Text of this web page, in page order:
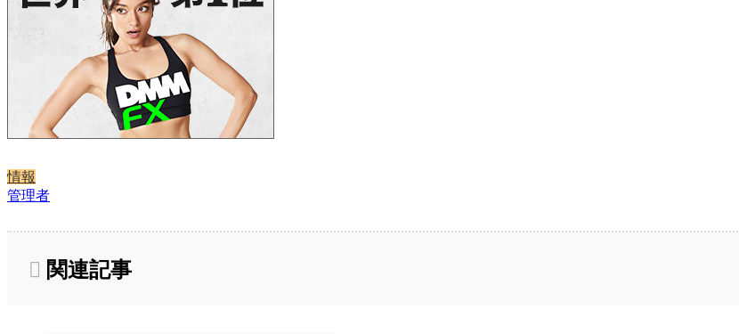
情報
管理者
関連記事